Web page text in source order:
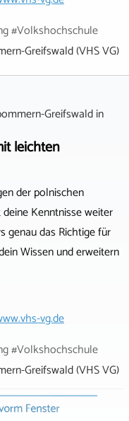
#Volkshochschule
Greifswald (VHS VG)
Greifswaldin
leichten
der polnischen
Kenntnisse weiter
genau das Richtige für
Wissen und erweitern
vg.de
#Volkshochschule
Greifswald (VHS VG)